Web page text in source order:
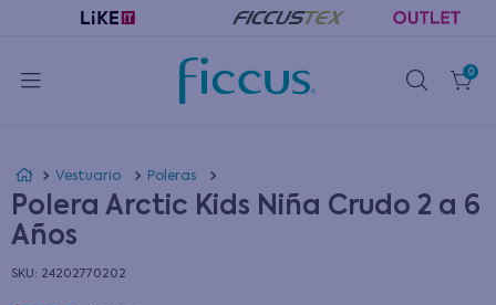
0
Vestuario Poleras
Polera Arctic Kids Niña Crudo 2 a 6
Años
: 24202770202